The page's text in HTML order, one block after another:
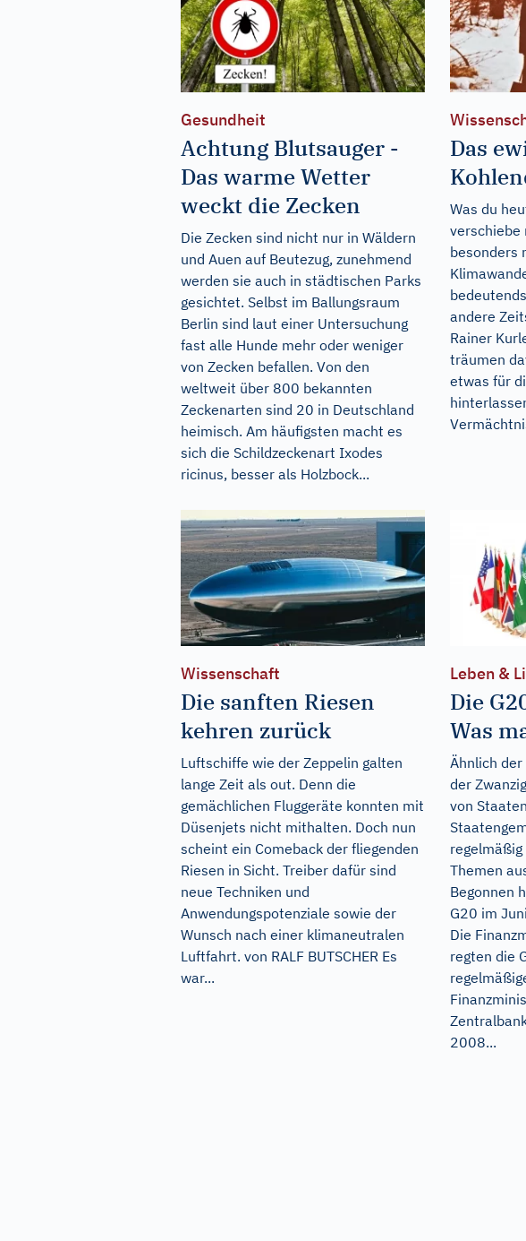
Gesundheit
Achtung Blutsauger -
Das warme Wetter
weckt die Zecken
Die Zecken sind nicht nur in Wäldern
und Auen auf Beutezug, zunehmend
werden sie auch in städtischen Parks
gesichtet. Selbst im Ballungsraum
Berlin sind laut einer Untersuchung
fast alle Hunde mehr oder weniger
von Zecken befallen. Von den
weltweit über 800 bekannten
Zeckenarten sind 20 in Deutschland
heimisch. Am häufigsten macht es
sich die Schildzeckenart Ixodes
ricinus, besser als Holzbock...
Das
Was du
verschiebe
besonders
andere
Rainer
träumen
etwas für
Wissenschaft
Die sanften Riesen
kehren zurück
Luftschiffe wie der Zeppelin galten
lange Zeit als out. Denn die
gemächlichen Fluggeräte konnten mit
Düsenjets nicht mithalten. Doch nun
scheint ein Comeback der fliegenden
Riesen in Sicht. Treiber dafür sind
neue Techniken und
Anwendungspotenziale sowie der
Wunsch nach einer klimaneutralen
Luftfahrt. von RALF BUTSCHER Es
war...
Leben &
Die
Was
Ähnlich der
der
von
Themen
Begonnen
G20 im
Die
regten die
2008...